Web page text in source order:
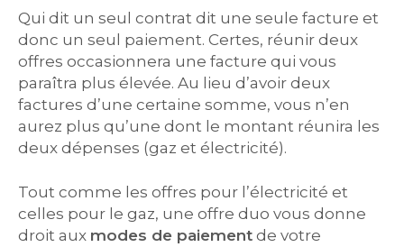
Qui dit un seul contrat dit une seule facture et
donc un seul paiement. Certes, réunir deux
offres occasionnera une facture qui vous
paraîtra plus élevée. Au lieu d’avoir deux
factures d’une certaine somme, vous n’en
aurez plus qu’une dont le montant réunira les
deux dépenses (gaz et électricité).
Tout comme les offres pour l’électricité et
celles pour le gaz, une offre duo vous donne
droit aux modes de paiement de votre